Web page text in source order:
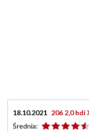
18.10.2021 206 2,0 hdi
Średnia: